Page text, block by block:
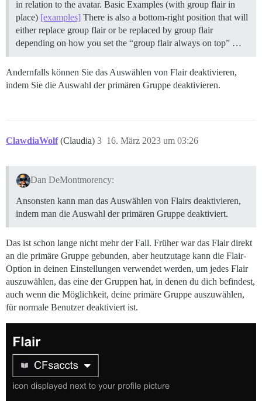
in relation to the avatar. Basic Examples (with group flair in
place) [examples] There is also a bottom-right position that will
either replace group flair or be replaced by group flair
depending on how you set the “group flair always on top” …
Andernfalls können Sie das Auswählen von Flair deaktivieren,
indem Sie die Auswahl der primären Gruppe deaktivieren.
ClawdiaWolf (Claudia) 16. März 2023 um 03:26
3
Dan DeMontmorency:
Ansonsten kann man das Auswählen von Flairs deaktivieren,
indem man die Auswahl der primären Gruppe deaktiviert.
Das ist schon lange nicht mehr der Fall. Früher war das Flair direkt
an die primäre Gruppe gebunden, aber heutzutage kann die Flair-
Option in deinen Einstellungen verwendet werden, um jedes Flair
auszuwählen, das eine der Gruppen hat, in denen du dich befindest,
auch wenn die Möglichkeit, deine primäre Gruppe auszuwählen,
für normale Benutzer deaktiviert ist.